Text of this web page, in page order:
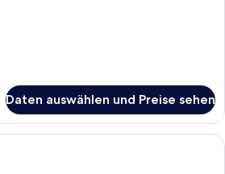
Daten auswählen und Preise sehen